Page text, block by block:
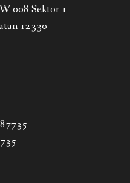
008 Sektor 1
12330